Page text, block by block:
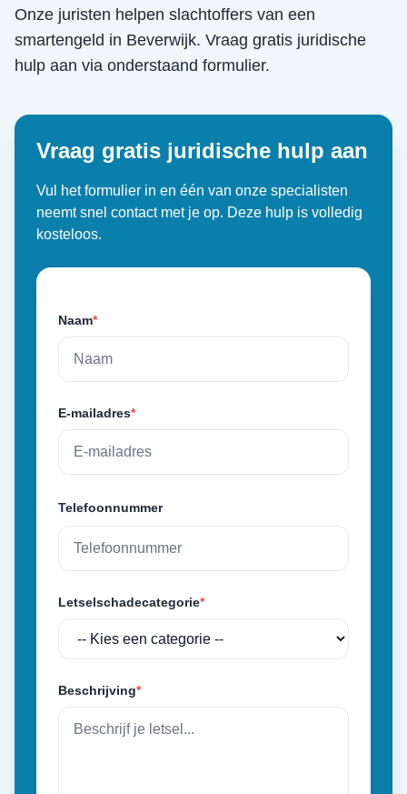
Onze juristen helpen slachtoffers van een
smartengeld in Beverwijk. Vraag gratis juridische
hulp aan via onderstaand formulier.
Vraag gratis juridische hulp aan
Vul het formulier in en één van onze specialisten
neemt snel contact met je op. Deze hulp is volledig
kosteloos.
Naam*
E-mailadres*
Telefoonnummer
Letselschadecategorie*
Beschrijving*